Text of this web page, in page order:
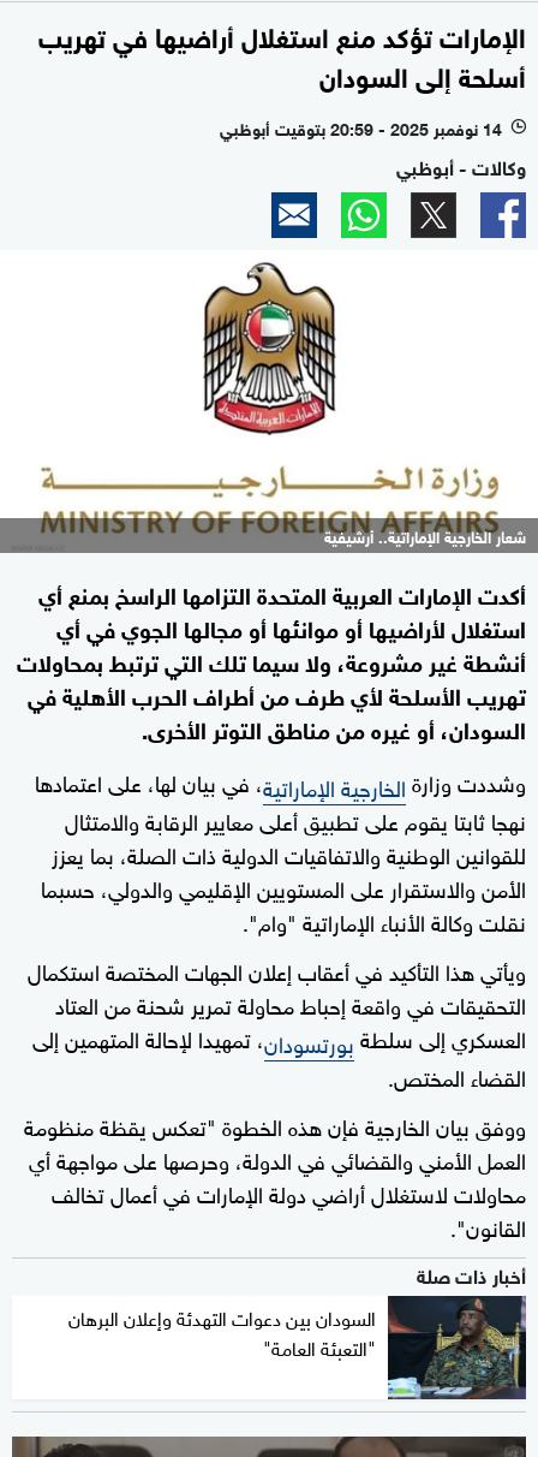
الإمارات تؤكد منع استغلال أراضيها في تهريب
أسلحة إلى السودان
l 14 نوفمبر 2025 - 20:59 بتوقيت أبوظبي
وكالات - أبوظبي
شعار الخارجية الإماراتية.. أرشيفية
أكدت الإمارات العربية المتحدة التزامها الراسخ بمنع أي
استغلال لأراضيها أو موانئها أو مجالها الجوي في أي
أنشطة غير مشروعة، ولا سيما تلك التي ترتبط بمحاولات
تهريب الأسلحة لأي طرف من أطراف الحرب الأهلية في
السودان، أو غيره من مناطق التوتر الأخرى.
وشددت وزارةالخارجية الإماراتية، في بيان لها، على اعتمادها
نهجا ثابتا يقوم على تطبيق أعلى معايير الرقابة والامتثال
للقوانين الوطنية والاتفاقيات الدولية ذات الصلة، بما يعزز
الأمن والاستقرار على المستويين الإقليمي والدولي، حسبما
نقلت وكالة الأنباء الإماراتية "وام".
ويأتي هذا التأكيد في أعقاب إعلان الجهات المختصة استكمال
التحقيقات في واقعة إحباط محاولة تمرير شحنة من العتاد
العسكري إلى سلطةبورتسودان، تمهيدا لإحالة المتهمين إلى
القضاء المختص.
ووفق بيان الخارجية فإن هذه الخطوة "تعكس يقظة منظومة
العمل الأمني والقضائي في الدولة، وحرصها على مواجهة أي
محاولات لاستغلال أراضي دولة الإمارات في أعمال تخالف
القانون".
أخبار ذات صلة
السودان بين دعوات التهدئة وإعلان البرهان
"التعبئة العامة"